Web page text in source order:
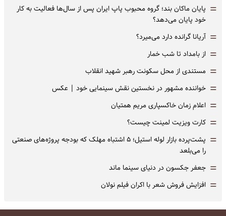
= پایان ماکان بند؛ گروه محبوب پاپ ایران پس از سال‌ها فعالیت به کار
خود پایان می‌دهد؟
= آریانا گرانده دارد می‌میرد؟
= از بامداد تا شب خمار
= مستندی از محل سکونت رهبر شهید انقلاب
= خواننده مشهور در نخستین نقش سینمایی خود |‌ عکس
= اعلام زمان خاکسپاری مریم همتیان
= کارت ویزیت لمینت چیست؟
=
پشت‌پرده بازار لوله استیل؛ ۵ اشتباه مهلک که بودجه پروژه‌های صنعتی
را می‌بلعد
= جعفر جکسون در دنیای سینما ماند
= افزایش فروش شعر با اکران فیلم نولان